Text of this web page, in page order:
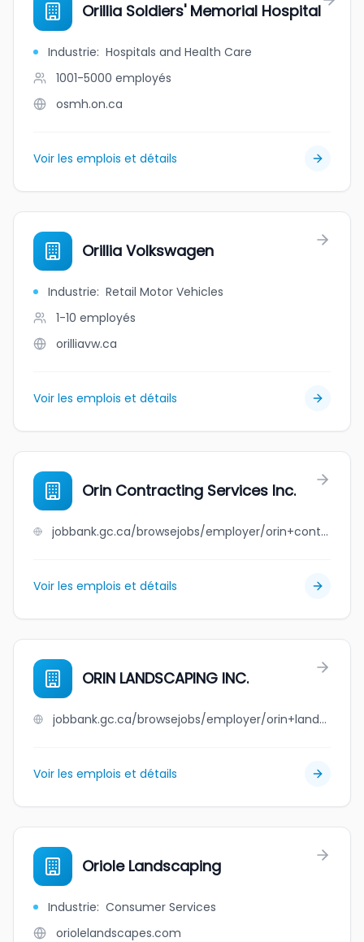
Orillia Soldiers' Memorial Hospital
Industrie: Hospitals and Health Care
1001-5000 employés
osmh.on.ca
Voir les emplois et détails
Orillia Volkswagen
Industrie: Retail Motor Vehicles
1-10 employés
orilliavw.ca
Voir les emplois et détails
Orin Contracting Services Inc.
jobbank.gc.ca/browsejobs/employer/orin+contracting+services+inc./ca
Voir les emplois et détails
ORIN LANDSCAPING INC.
jobbank.gc.ca/browsejobs/employer/orin+landscaping+inc./ca
Voir les emplois et détails
Oriole Landscaping
Industrie: Consumer Services
oriolelandscapes.com